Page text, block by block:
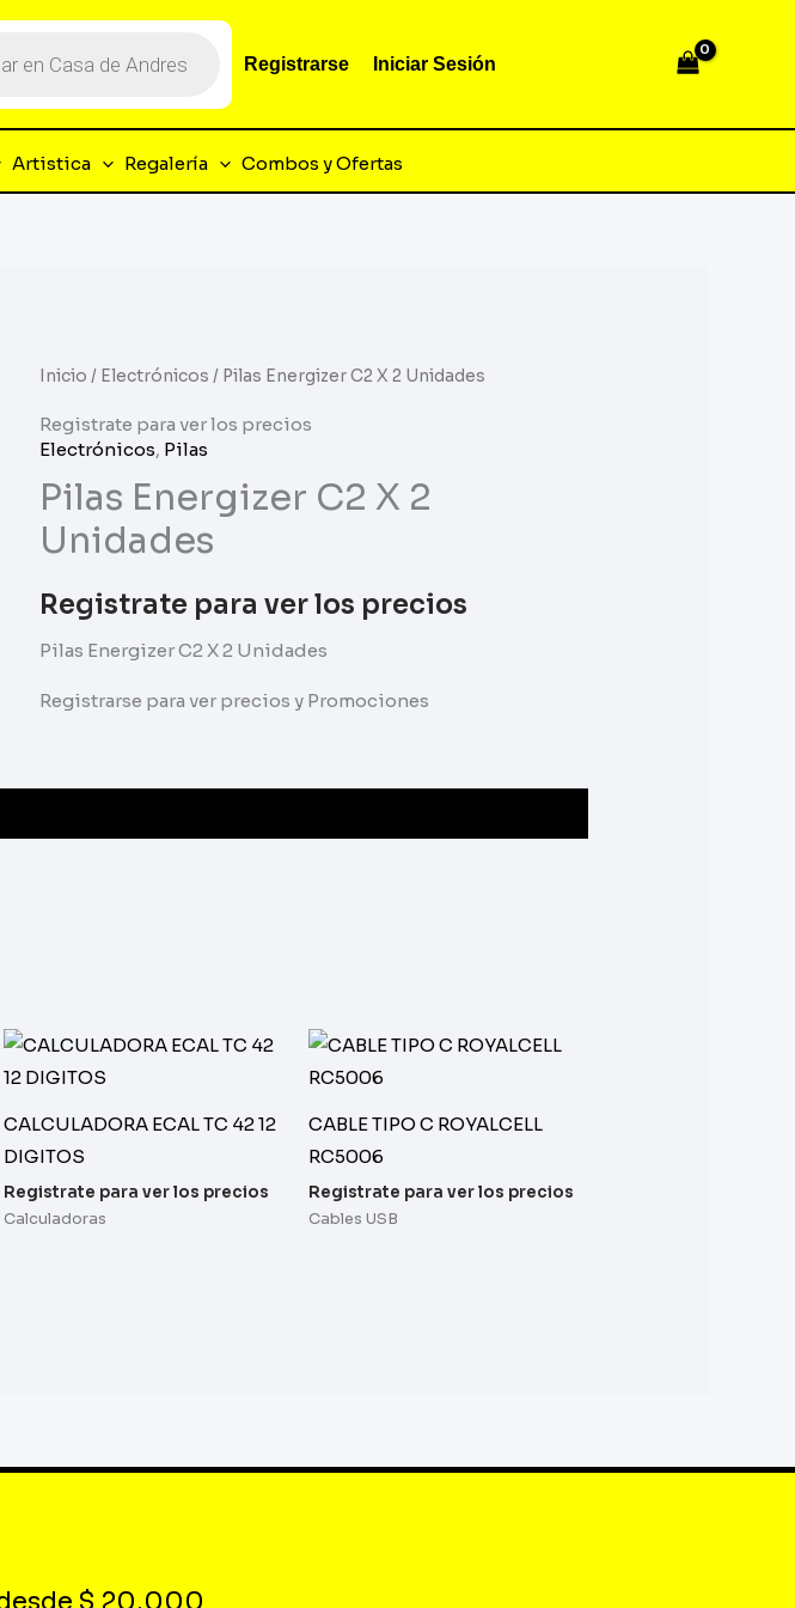
Registrarse Iniciar Sesión
Artistica Regalería Combos y Ofertas
Inicio / Electrónicos / Pilas Energizer C2 X 2 Unidades
Registrate para ver los precios
Electrónicos, Pilas
Pilas Energizer C2 X 2
Unidades
Registrate para ver los precios
Pilas Energizer C2 X 2 Unidades
Registrarse para ver precios y Promociones
CALCULADORA ECAL TC 42 12
DIGITOS
Registrate para ver los precios
Calculadoras
CABLE TIPO C ROYALCELL
RC5006
Registrate para ver los precios
Cables USB